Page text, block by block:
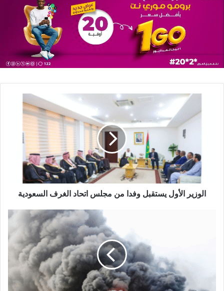
الوزير الأول يستقبل وفدا من مجلس اتحاد الغرف السعودية